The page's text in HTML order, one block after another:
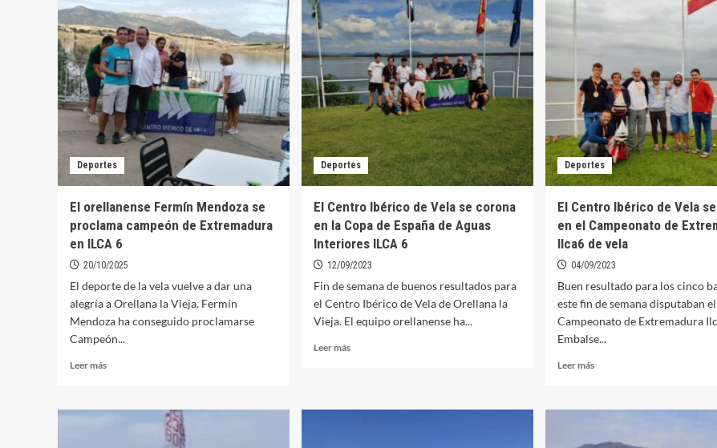
Deportes
El orellanense Fermín Mendoza se
proclama campeón de Extremadura
en ILCA 6
20/10/2025
El deporte de la vela vuelve a dar una
alegría a Orellana la Vieja. Fermín
Mendoza ha conseguido proclamarse
Campeón...
Leer másLeer
El
Deportes
El Centro Ibérico de Vela se corona
en la Copa de España de Aguas
Interiores ILCA 6
12/09/2023
Fin de semana de buenos resultados para
el Centro Ibérico de Vela de Orellana la
Vieja. El equipo orellanense ha...
Leer másLeer
Deportes
El Centro Ibérico de Vela
en el Campeonato de
Ilca6 de vela
04/09/2023
Buen resultado para los cinco
este fin de semana disputaban el
Campeonato de Extremadura
Embalse...
Leer másLeer
El
Ibérico